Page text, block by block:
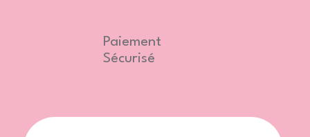
Paiement
Sécurisé